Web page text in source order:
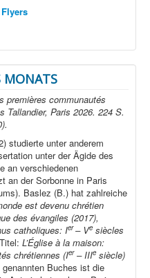
MONATS
premières communautés
Tallandier, Paris 2026. 224 S.
studierte unter anderem
unter der Ägide des
an verschiedenen
an der Sorbonne in Paris
Baslez (B.) hat zahlreiche
est devenu chrétien
des évangiles (2017),
catholiques: Ier– Ve siècles
L’Église à la maison:
chrétiennes (Ier– IIIe siècle)
Buches ist die